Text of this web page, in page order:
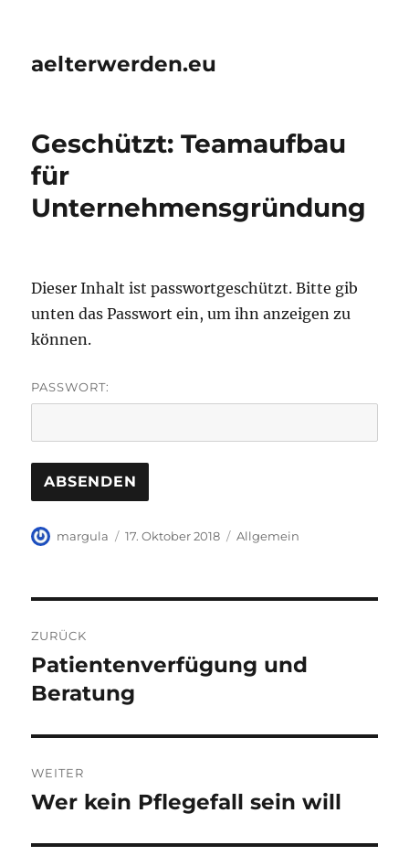
aelterwerden.eu
Geschützt: Teamaufbau
für
Unternehmensgründung
Dieser Inhalt ist passwortgeschützt. Bitte gib
unten das Passwort ein, um ihn anzeigen zu
können.
PASSWORT:
Autor
margula
Veröffentlicht
17. Oktober 2018 Kategorien
Allgemein
ZURÜCK
Vorheriger
Beitrag:
Patientenverfügung und
Beratung
WEITER
Nächster
Wer kein Pflegefall sein will